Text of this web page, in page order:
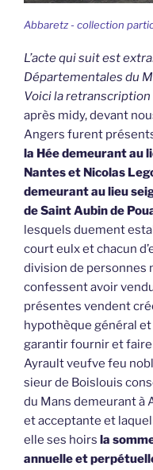
Abbaretz - collection
L’acte qui suit est
Départementales du
Voici la retranscription
après midy, devant
Angers furent
la Hée demeurant au
Nantes et Nicolas
demeurant au lieu
de Saint Aubin de
lesquels duement
court eulx et chacun
division de personnes
confessent avoir
présentes vendent
hypothèque général
garantir fournir et
Ayrault veufve feu
sieur de Boislouis
du Mans demeurant à
et acceptante et
elle ses hoirs la
annuelle et